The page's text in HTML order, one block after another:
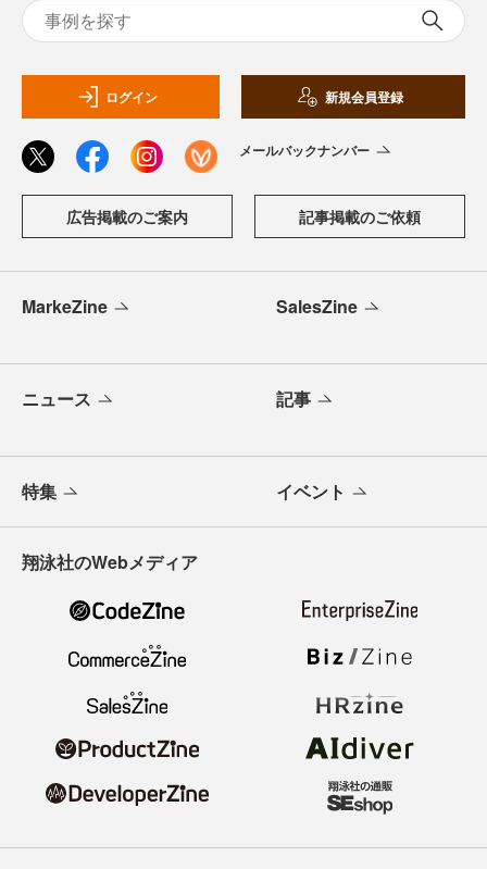
ログイン 新規会員登録
メールバックナンバー
広告掲載のご案内 記事掲載のご依頼
MarkeZine SalesZine
ニュース 記事
特集 イベント
翔泳社のWebメディア